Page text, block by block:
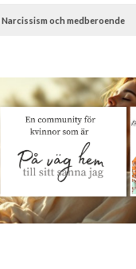
Narcissism och medberoende